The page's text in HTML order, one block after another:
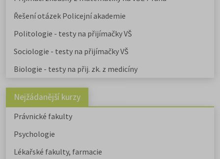
Řešení otázek Policejní akademie
Politologie - testy na přijímačky VŠ
Sociologie - testy na přijímačky VŠ
Biologie - testy na přij. zk. z medicíny
Nejžádanější kurzy
Právnické fakulty
Psychologie
Lékařské fakulty, farmacie